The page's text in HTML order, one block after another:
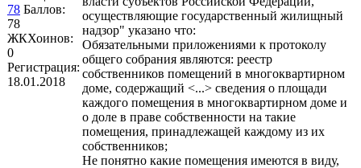
78 Баллов:
78
ЖКХоинов:
0
Регистрация:
18.01.2018
осуществляющие государственный жилищный
надзор" указано что:
Обязательными приложениями к протоколу
общего собрания являются: реестр
собственников помещений в многоквартирном
доме, содержащий <...> сведения о площади
каждого помещения в многоквартирном доме и
о доле в праве собственности на такие
помещения, принадлежащей каждому из их
собственников;
Не понятно какие помещения имеются в виду,